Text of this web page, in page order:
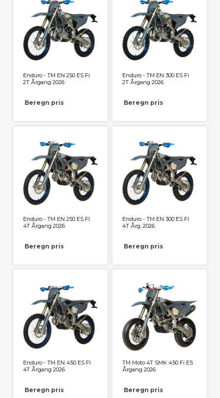
Enduro - TM EN 250 ES Fi
2T Årgang 2026
Beregn pris
Enduro - TM EN 300 ES Fi
2T Årgang 2026
Beregn pris
Enduro - TM EN 250 ES FI
4T Årgang 2026
Beregn pris
Enduro - TM EN 300 ES FI
4T Årg. 2026
Beregn pris
Enduro - TM EN 450 ES FI
4T Årgang 2026
Beregn pris
TM Moto 4T SMK 450 Fi ES
Årgang 2026
Beregn pris